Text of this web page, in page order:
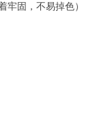
牢固，不易掉色）